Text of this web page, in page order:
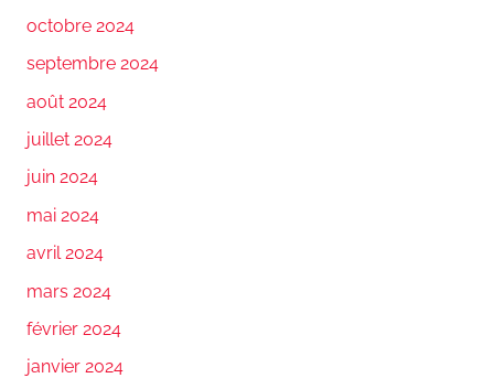
octobre 2024
septembre 2024
août 2024
juillet 2024
juin 2024
mai 2024
avril 2024
mars 2024
février 2024
janvier 2024